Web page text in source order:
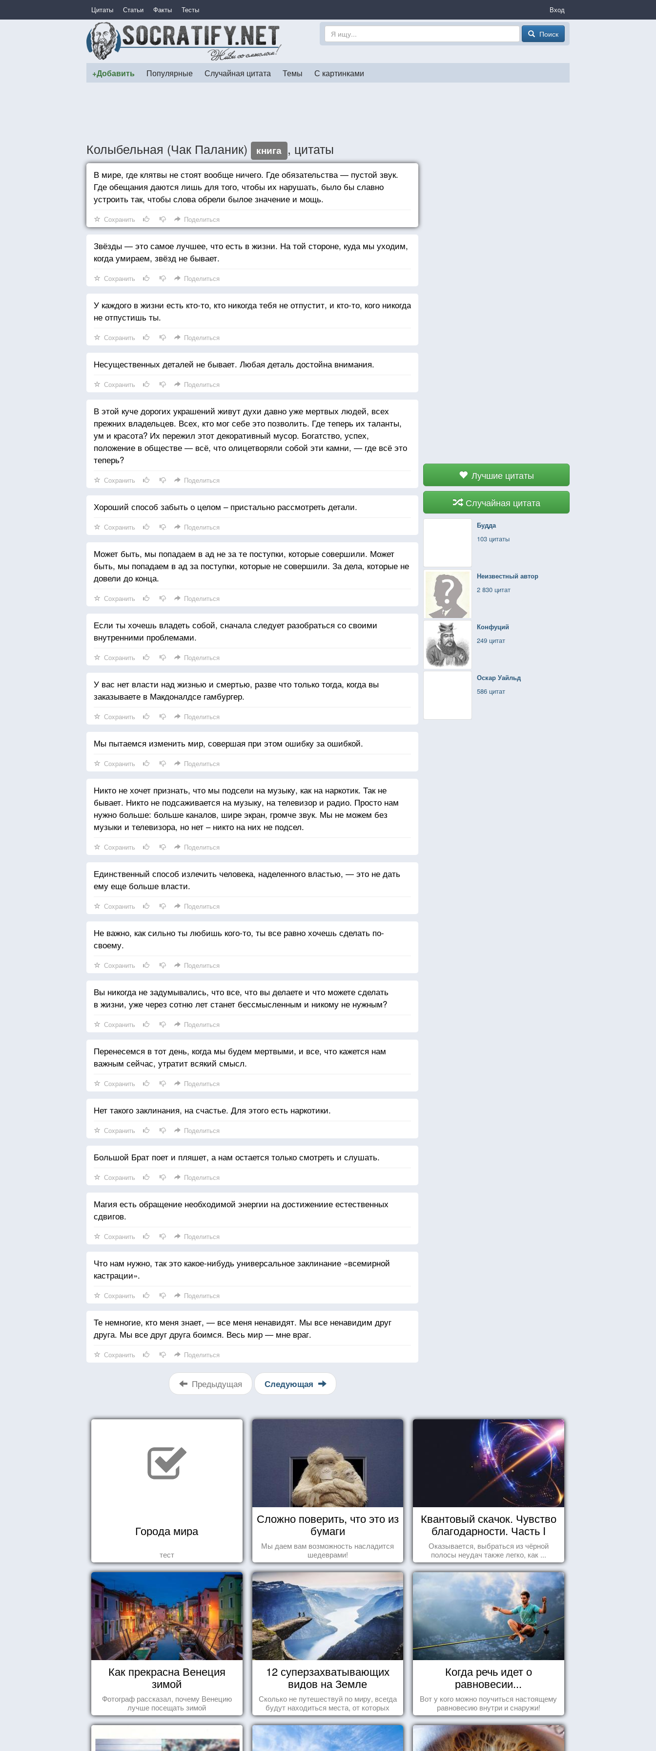
Цитаты Статьи Факты Тесты Вход
Поиск
+Добавить Популярные Случайная цитата Темы С картинками
Колыбельная (Чак Паланик) книга , цитаты
Лучшие цитаты
Случайная цитата
Будда
103 цитаты
Неизвестный автор
2 830 цитат
Конфуций
249 цитат
Оскар Уайльд
586 цитат
В мире, где клятвы не стоят вообще ничего. Где обязательства — пустой звук.
Где обещания даются лишь для того, чтобы их нарушать, было бы славно
устроить так, чтобы слова обрели былое значение и мощь.
Сохранить Поделиться
Звёзды — это самое лучшее, что есть в жизни. На той стороне, куда мы уходим,
когда умираем, звёзд не бывает.
Сохранить Поделиться
У каждого в жизни есть кто-то, кто никогда тебя не отпустит, и кто-то, кого никогда
не отпустишь ты.
Сохранить Поделиться
Несущественных деталей не бывает. Любая деталь достойна внимания.
Сохранить Поделиться
В этой куче дорогих украшений живут духи давно уже мертвых людей, всех
прежних владельцев. Всех, кто мог себе это позволить. Где теперь их таланты,
ум и красота? Их пережил этот декоративный мусор. Богатство, успех,
положение в обществе — всё, что олицетворяли собой эти камни, — где всё это
теперь?
Сохранить Поделиться
Хороший способ забыть о целом – пристально рассмотреть детали.
Сохранить Поделиться
Может быть, мы попадаем в ад не за те поступки, которые совершили. Может
быть, мы попадаем в ад за поступки, которые не совершили. За дела, которые не
довели до конца.
Сохранить Поделиться
Если ты хочешь владеть собой, сначала следует разобраться со своими
внутренними проблемами.
Сохранить Поделиться
У вас нет власти над жизнью и смертью, разве что только тогда, когда вы
заказываете в Макдоналдсе гамбургер.
Сохранить Поделиться
Мы пытаемся изменить мир, совершая при этом ошибку за ошибкой.
Сохранить Поделиться
Никто не хочет признать, что мы подсели на музыку, как на наркотик. Так не
бывает. Никто не подсаживается на музыку, на телевизор и радио. Просто нам
нужно больше: больше каналов, шире экран, громче звук. Мы не можем без
музыки и телевизора, но нет – никто на них не подсел.
Сохранить Поделиться
Единственный способ излечить человека, наделенного властью, — это не дать
ему еще больше власти.
Сохранить Поделиться
Не важно, как сильно ты любишь кого-то, ты все равно хочешь сделать по-
своему.
Сохранить Поделиться
Вы никогда не задумывались, что все, что вы делаете и что можете сделать
в жизни, уже через сотню лет станет бессмысленным и никому не нужным?
Сохранить Поделиться
Перенесемся в тот день, когда мы будем мертвыми, и все, что кажется нам
важным сейчас, утратит всякий смысл.
Сохранить Поделиться
Нет такого заклинания, на счастье. Для этого есть наркотики.
Сохранить Поделиться
Большой Брат поет и пляшет, а нам остается только смотреть и слушать.
Сохранить Поделиться
Магия есть обращение необходимой энергии на достижениие естественных
сдвигов.
Сохранить Поделиться
Что нам нужно, так это какое-нибудь универсальное заклинание «всемирной
кастрации».
Сохранить Поделиться
Те немногие, кто меня знает, — все меня ненавидят. Мы все ненавидим друг
друга. Мы все друг друга боимся. Весь мир — мне враг.
Сохранить Поделиться
Предыдущая Следующая
Города мира
тест
Сложно поверить, что это из
бумаги
Мы даем вам возможность насладится
шедеврами!
Квантовый скачок. Чувство
благодарности. Часть I
Оказывается, выбраться из чёрной
полосы неудач также легко, как ...
Как прекрасна Венеция
зимой
Фотограф рассказал, почему Венецию
лучше посещать зимой
12 суперзахватывающих
видов на Земле
Сколько не путешествуй по миру, всегда
будут находиться места, от которых
перехватывает дух и кружится голова...
Когда речь идет о
равновесии...
Вот у кого можно поучиться настоящему
равновесию внутри и снаружи!